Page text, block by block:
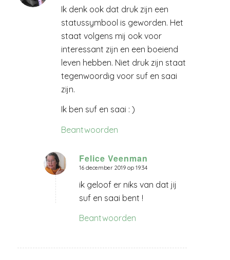
Ik denk ook dat druk zijn een
statussymbool is geworden. Het
staat volgens mij ook voor
interessant zijn en een boeiend
leven hebben. Niet druk zijn staat
tegenwoordig voor suf en saai
zijn.
Ik ben suf en saai : )
Beantwoorden
Felice Veenman
zegt:
16 december 2019 op 19:34
ik geloof er niks van dat jij
suf en saai bent !
Beantwoorden